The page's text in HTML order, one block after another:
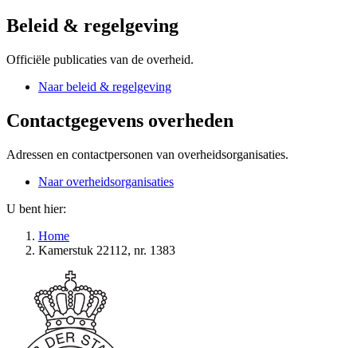
Beleid & regelgeving
Officiële publicaties van de overheid.
Naar beleid & regelgeving
Contactgegevens overheden
Adressen en contactpersonen van overheidsorganisaties.
Naar overheidsorganisaties
U bent hier:
Home
Kamerstuk 22112, nr. 1383